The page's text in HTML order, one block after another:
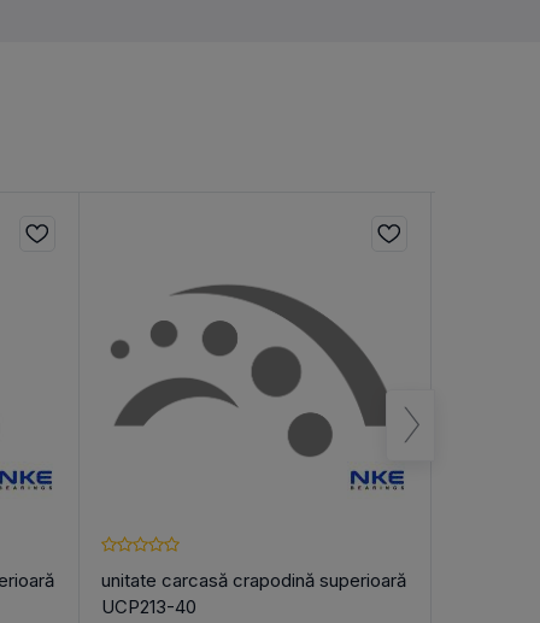
unitate carcasă crapodină superioară
UCP213-40